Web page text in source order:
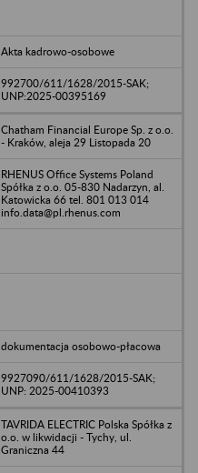
Akta kadrowo-osobowe
992700/611/1628/2015-SAK;
UNP:2025-00395169
Chatham Financial Europe Sp. z o.o.
- Kraków, aleja 29 Listopada 20
RHENUS Office Systems Poland
Spółka z o.o. 05-830 Nadarzyn, al.
Katowicka 66 tel. 801 013 014
info.data@pl.rhenus.com
dokumentacja osobowo-płacowa
9927090/611/1628/2015-SAK;
UNP: 2025-00410393
TAVRIDA ELECTRIC Polska Spółka z
o.o. w likwidacji - Tychy, ul.
Graniczna 44